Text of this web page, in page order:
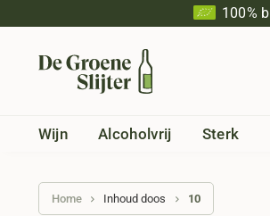
100%
Wijn Alcoholvrij Sterk
Home Inhoud doos 10